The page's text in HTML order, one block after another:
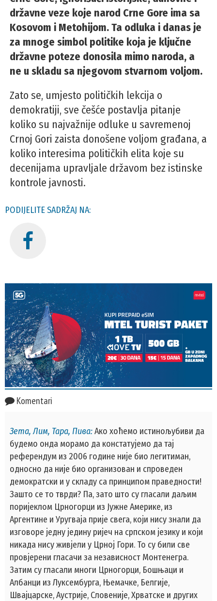
državne veze koje narod Crne Gore ima sa
Kosovom i Metohijom. Ta odluka i danas je
za mnoge simbol politike koja je ključne
državne poteze donosila mimo naroda, a
ne u skladu sa njegovom stvarnom voljom.
Zato se, umjesto političkih lekcija o
demokratiji, sve češće postavlja pitanje
koliko su najvažnije odluke u savremenoj
Crnoj Gori zaista donošene voljom građana, a
koliko interesima političkih elita koje su
decenijama upravljale državom bez istinske
kontrole javnosti.
PODIJELITE SADRŽAJ NA:
Komentari
Зета, Лим, Тара, Пива:Ако хоћемо истинољубиви да
будемо онда морамо да констатујемо да тај
референдум из 2006 године није био легитиман,
односно да није био организован и спроведен
демократски и у складу са принципом праведности!
Зашто се то тврди? Па, зато што су гласали даљим
поријеклом Црногорци из Јужне Америке, из
Аргентине и Уругваја прије свега, који нису знали да
изговоре једну једину ријеч на српском језику и који
никада нису живјели у Црној Гори. То су били све
провјерени гласачи за независност Монтенегра.
Затим су гласали многи Црногорци, Бошњаци и
Албанци из Луксембурга, Њемачке, Белгије,
Швајцарске, Аустрије, Словеније, Хрватске и других